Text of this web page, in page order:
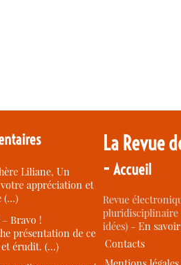
Liliane, Un
appréciation et
(…)
–Bravo !
présentation de ce
érudit. (…)
La Revue
-Accueil
Revue
idées) -En
Contacts